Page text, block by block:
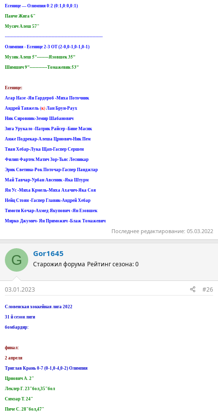
Есенице — Олимпия 0:2 (0:1,0:0,0:1)
Панче Жига 6"
Мусич Алеш 57"
-------------------------------------------------------------------
Олимпия - Есенице 2-3 ОТ (2-0,0-1,0-1,0-1)
Музик Алеш 5"--------Язовшек 35"
Шимшич 9"------------Томажевик 53"
Есенице:
Агар Назе -Ян Гардероб -Миха Поточник
Андрей Тавжель (к)Лан Брун-Раух
Ник Сировник-Земир Шабанович
Зига Урукало -Патрик Райсер -Бине Масик
Анже Подрекар-Алеша Црнович-Ник Пем
Тиан Хебар-Лука Щап-Гаспер Сершен
Филип Фартек Матич Зор-Тьяс Лесникар
Эрик Светина-Рок Поточар-Гаспер Панджтар
Май Тавчар-Урбан Авсеник -Яка Штурм
Ян Ус -Миха Крмель-Миха Ахачич-Яка Соя
Нейц Стоян -Гаспер Главик-Андрей Хебар
Тимоти Кочар-Ахмед Якупович -Ян Езовшек
Мирко Джумич- Ян Приможич -Блаж Томажевич
Последнее редактирование: 05.03.2022
G Gor1645
Старожил форума Рейтинг сезона: 0
03.01.2023 #26
Словенская хоккейная лига 2022
31 й сезон лиги
бомбардир:
финал:
2 апреля
Триглав Крань 0-7 (0-1,0-4,0-2) Олимпия
Црнович А. 2"
Леклер Г. 23"бол,35"бол
Симзар Т. 24"
Пиче С. 28"бол,47"